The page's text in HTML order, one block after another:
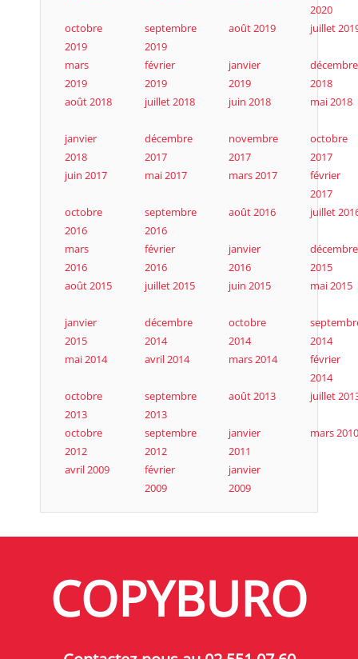
2020
octobre
2019
septembre
2019
août 2019 juillet
mars
2019
février
2019
janvier
2019
décembre
2018
août 2018
juillet 2018 juin 2018 mai 2018
janvier
2018
décembre
2017
novembre
2017
octobre
2017
juin 2017
mai 2017 mars 2017
février
2017
octobre
2016
septembre
2016
août 2016 juillet
mars
2016
février
2016
janvier
2016
décembre
2015
août 2015
juillet 2015 juin 2015 mai 2015
janvier
2015
décembre
2014
octobre
2014
2014
mai 2014
avril 2014 mars 2014
février
2014
octobre
2013
septembre
2013
août 2013 juillet
octobre
2012
septembre
2012
janvier
2011
mars 2010
avril 2009
février
2009
janvier
2009
COPYBURO